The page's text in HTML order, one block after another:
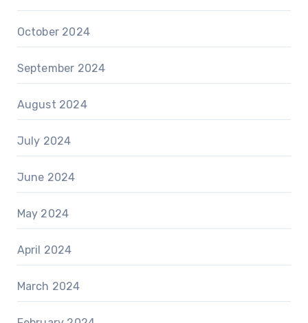
October 2024
September 2024
August 2024
July 2024
June 2024
May 2024
April 2024
March 2024